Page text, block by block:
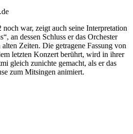
war, zeigt auch seine Interpretation
an dessen Schluss er das Orchester
Zeiten. Die getragene Fassung von
letzten Konzert berührt, wird in ihrer
gleich zunichte gemacht, als er das
zum Mitsingen animiert.